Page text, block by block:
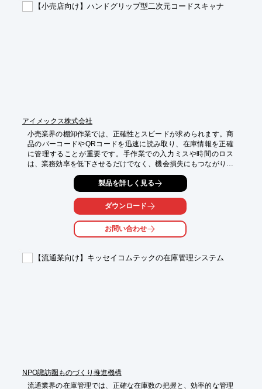
・作業時間の短縮
【小売店向け】ハンドグリップ型二次元コードスキャナ
アイメックス株式会社
小売業界の棚卸作業では、正確性とスピードが求められます。商
品のバーコードやQRコードを迅速に読み取り、在庫情報を正確
に管理することが重要です。手作業での入力ミスや時間のロス
は、業務効率を低下させるだけでなく、機会損失にもつながりか
ねません。BW-845BTは、これらの課題を解決し、棚卸業務を効
【活用シーン】
・棚卸時間の短縮
製品を詳しく見る
ダウンロード
お問い合わせ
【流通業向け】キッセイコムテックの在庫管理システム
NPO諏訪圏ものづくり推進機構
流通業界の在庫管理では、正確な在庫数の把握と、効率的な管理